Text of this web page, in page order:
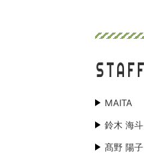
STAFF
MAITA
鈴木 海斗
髙野 陽子